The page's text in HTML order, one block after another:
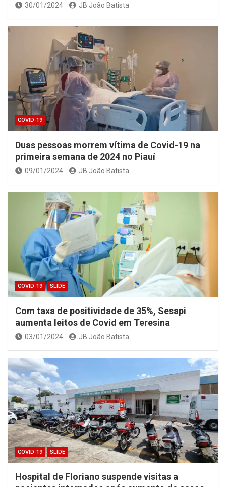
30/01/2024 JB João Batista
COVID-19
Duas pessoas morrem vítima de Covid-19 na
primeira semana de 2024 no Piauí
09/01/2024 JB João Batista
COVID-19 SLIDE
Com taxa de positividade de 35%, Sesapi
aumenta leitos de Covid em Teresina
03/01/2024 JB João Batista
COVID-19 SLIDE
Hospital de Floriano suspende visitas a